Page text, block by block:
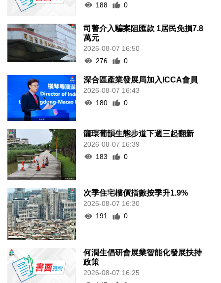
188
0
司警介入騙案阻匯款 1居民免損7.8
萬元
2026-08-07 16:50
276
0
深合區產業發展局加入ICCA會員
2026-08-07 16:43
180
0
龍環葡韻生態步道下週三起翻新
2026-08-07 16:39
183
0
次季住宅樓價指數按季升1.9%
2026-08-07 16:30
191
0
何潤生倡研會展業智能化發展扶持
政策
2026-08-07 16:25